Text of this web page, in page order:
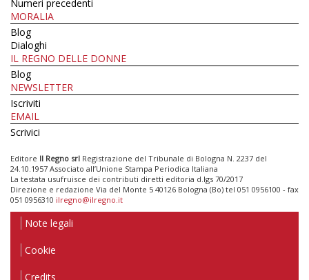
Numeri precedenti
MORALIA
Blog
Dialoghi
IL REGNO DELLE DONNE
Blog
NEWSLETTER
Iscriviti
EMAIL
Scrivici
Editore Il Regno srl Registrazione del Tribunale di Bologna N. 2237 del
24.10.1957 Associato all’Unione Stampa Periodica Italiana
La testata usufruisce dei contributi diretti editoria d.lgs 70/2017
Direzione e redazione Via del Monte 5 40126 Bologna (Bo) tel 051 0956100 - fax
051 0956310 ilregno@ilregno.it
Note legali
Cookie
Credits